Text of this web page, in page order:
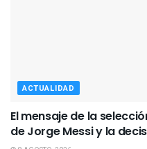
ACTUALIDAD
El mensaje de la
de Jorge Messi y la